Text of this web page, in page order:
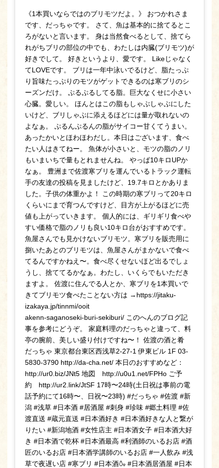
《1本買いならではのブリモツだよ。》 おつかれさま
です、だっちゃです。 さて、魚は基本的に捨てるとこ
ろがないと言います。 身は当然食べるとして、捨てら
れがちブリの部位の中でも、わたしは内臓(ブリモツ)が
好きでして。 好きというより、愛です。 Likeじゃなく
てLOVEです。 ブリは一年中泳いでるけど、脂たっぷ
り旨味たっぷりのモツがゲットできるのは寒ブリのシ
ーズンだけ。 ぷるぷるしてる脂。巨大なくせに小さい
心臓。愛しい。 ほんとはこの脂もしゃぶしゃぶにした
いけど、ブリしゃぶに添えるほどには量が取れないの
よなぁ。 ぷるんぷるんの脂がサイコー甘くてうまい。
あったかいとほわほわだし。本日はございます、食べ
たい人はきてねー。 魚体が小さいと、モツの脂のノリ
もいまいちで量もとれませんね。 やっぱ10キロUPか
なぁ。 豊洲まで佐渡寒ブリを運んでいるトラック運転
手の友達の投稿を見ましたけど、19.7キロとかありま
した。子供の体重かよ！ この時期の寒ブリって20キロ
くらいにまで育つんですけど、目方が上がるほどに売
値も上がっていきます。 個人的には、ギリギリ食べや
すい価格で脂のノリも良い10キロ台がおすすめです。
魚屋さんでも見かけないブリモツ。寒ブリを販売用に
捌いたあとのブリモツは、魚屋さんがまかないで食べ
てるんですかねえ〜。食べ尽くせないほど出るでしょ
うし、捨ててるかなぁ。わたし、いくらでもいただき
ますよ。 佐渡に住んでる人とか、寒ブリを1本買いで
きてブリモツ食べたことない方は →https://jitaku-
izakaya.jp/tinnmi/ooit
akenn-saganoseki-buri-sekiburi/ このへんのブログ記
事を参考にどうぞ。 家庭料理のだっちゃと違って、料
亭の腕前、美しい盛り付けですね〜！ 佐渡の酒と肴
だっちゃ 東京都台東区西浅草2-27-1 伊東ビル 1F 03-
5830-3790 http://da-cha.net/ 本日のおすすめなど：
http://ur0.biz/JNt5 地図 http://u0u1.net/FPHo ご予
約 http://ur2.link/JtSF 17時〜24時(土日祝は事前の電
話予約にて16時〜、日祝〜23時) #だっちゃ #佐渡 #新
潟 #浅草 #日本酒 #居酒屋 #刺身 #珍味 #郷土料理 #佐
渡直送 #蔵元直送 #日本酒好き #日本酒好きな人と繋が
りたい #新潟地酒 #女性店主 #日本酒女子 #日本酒大好
き #日本酒で乾杯 #日本酒最高 #利酒師のいるお店 #酒
匠のいるお店 #日本酒学講師のいるお店 #一人飲み #浅
草で夜遅い店 #寒ブリ #日本酒🍶 #日本酒居酒屋 #日本